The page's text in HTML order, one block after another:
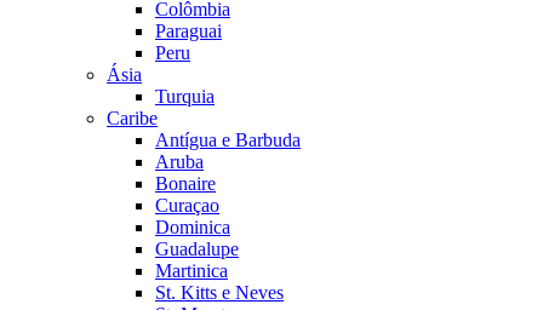
Colômbia
Paraguai
Peru
Ásia
Turquia
Caribe
Antígua e Barbuda
Aruba
Bonaire
Curaçao
Dominica
Guadalupe
Martinica
St. Kitts e Neves